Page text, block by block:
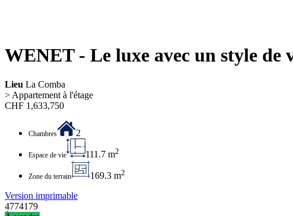
WENET - Le luxe avec un style de
Lieu La Comba
> Appartement à l'étage
CHF 1,633,750
Chambres 2
Espace de vie 111.7 m2
Zone du terrain 169.3 m2
Version imprimable
4774179